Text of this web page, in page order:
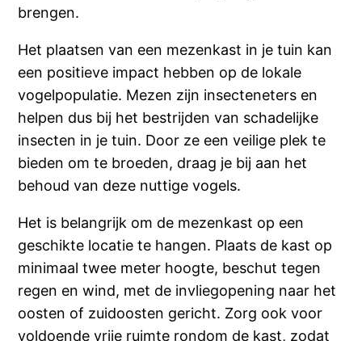
brengen.
Het plaatsen van een mezenkast in je tuin kan
een positieve impact hebben op de lokale
vogelpopulatie. Mezen zijn insecteneters en
helpen dus bij het bestrijden van schadelijke
insecten in je tuin. Door ze een veilige plek te
bieden om te broeden, draag je bij aan het
behoud van deze nuttige vogels.
Het is belangrijk om de mezenkast op een
geschikte locatie te hangen. Plaats de kast op
minimaal twee meter hoogte, beschut tegen
regen en wind, met de invliegopening naar het
oosten of zuidoosten gericht. Zorg ook voor
voldoende vrije ruimte rondom de kast, zodat